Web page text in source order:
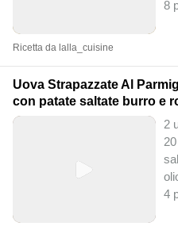
8
Ricetta da lalla_cuisine
Uova Strapazzate Al
con patate saltate burro e
2
4